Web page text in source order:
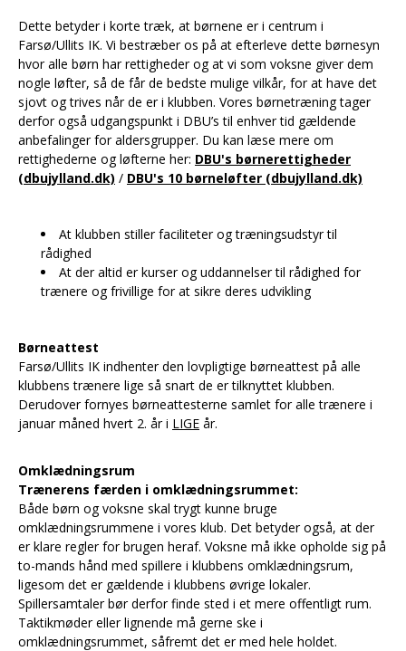
Dette betyder i korte træk, at børnene er i centrum i
Farsø/Ullits IK. Vi bestræber os på at efterleve dette børnesyn
hvor alle børn har rettigheder og at vi som voksne giver dem
nogle løfter, så de får de bedste mulige vilkår, for at have det
sjovt og trives når de er i klubben. Vores børnetræning tager
derfor også udgangspunkt i DBU’s til enhver tid gældende
anbefalinger for aldersgrupper. Du kan læse mere om
rettighederne og løfterne her: DBU's børnerettigheder
(dbujylland.dk) / DBU's 10 børneløfter (dbujylland.dk)
At klubben stiller faciliteter og træningsudstyr til
rådighed
At der altid er kurser og uddannelser til rådighed for
trænere og frivillige for at sikre deres udvikling
Børneattest
Farsø/Ullits IK indhenter den lovpligtige børneattest på alle
klubbens trænere lige så snart de er tilknyttet klubben.
Derudover fornyes børneattesterne samlet for alle trænere i
januar måned hvert 2. år i LIGE år.
Omklædningsrum
Trænerens færden i omklædningsrummet:
Både børn og voksne skal trygt kunne bruge
omklædningsrummene i vores klub. Det betyder også, at der
er klare regler for brugen heraf. Voksne må ikke opholde sig på
to-mands hånd med spillere i klubbens omklædningsrum,
ligesom det er gældende i klubbens øvrige lokaler.
Spillersamtaler bør derfor finde sted i et mere offentligt rum.
Taktikmøder eller lignende må gerne ske i
omklædningsrummet, såfremt det er med hele holdet.